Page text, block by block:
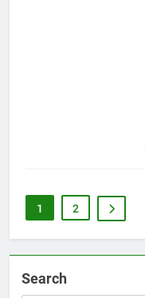
1 2
Search